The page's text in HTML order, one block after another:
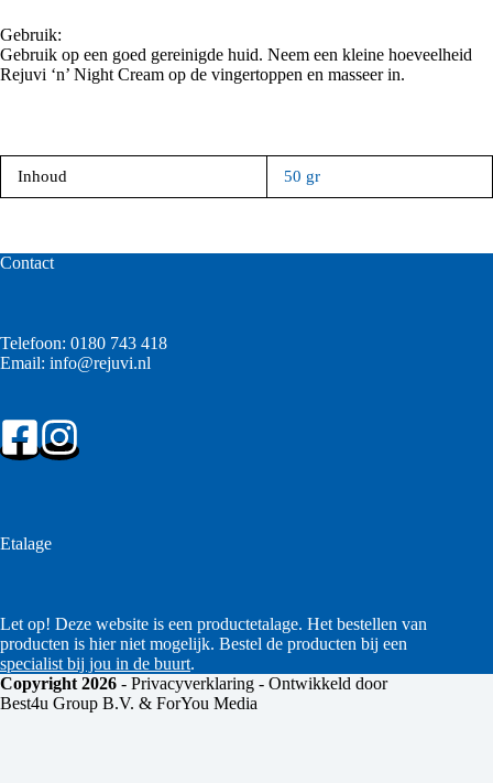
Gebruik:
Gebruik op een goed gereinigde huid. Neem een kleine hoeveelheid
Rejuvi ‘n’ Night Cream op de vingertoppen en masseer in.
Inhoud 50 gr
Contact
Telefoon: 0180 743 418
Email: info@rejuvi.nl
Etalage
Let op! Deze website is een productetalage. Het bestellen van
producten is hier niet mogelijk. Bestel de producten bij een
specialist bij jou in de buurt.
Copyright 2026 - Privacyverklaring - Ontwikkeld door
Best4u Group B.V. & ForYou Media